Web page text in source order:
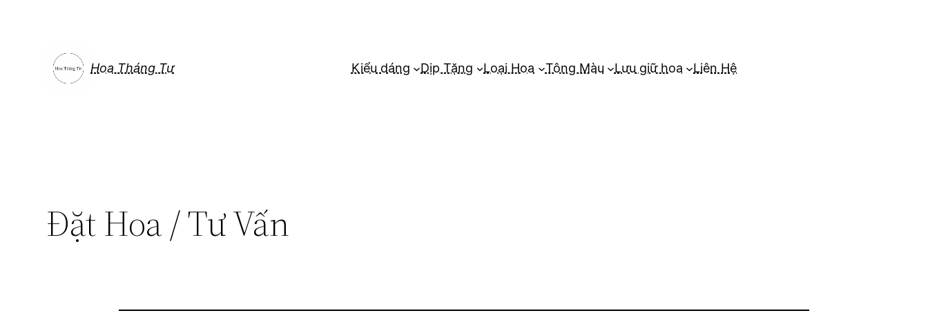
Hoa Tháng Tư Kiểu dáng Dịp Tặng Loại Hoa Tông Màu Lưu giữ hoa Liên Hệ
Đặt Hoa / Tư Vấn